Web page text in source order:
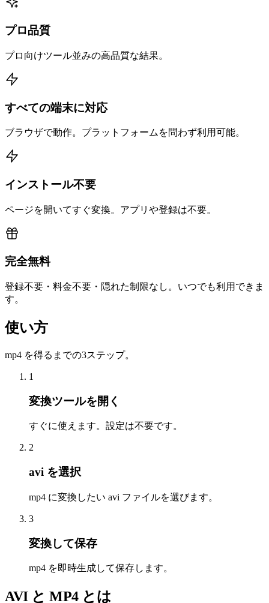
プロ品質
プロ向けツール並みの高品質な結果。
すべての端末に対応
ブラウザで動作。プラットフォームを問わず利用可能。
インストール不要
ページを開いてすぐ変換。アプリや登録は不要。
完全無料
登録不要・料金不要・隠れた制限なし。いつでも利用できま
す。
使い方
mp4 を得るまでの3ステップ。
1
変換ツールを開く
すぐに使えます。設定は不要です。
2
avi を選択
mp4 に変換したい avi ファイルを選びます。
3
変換して保存
mp4 を即時生成して保存します。
AVI と MP4 とは